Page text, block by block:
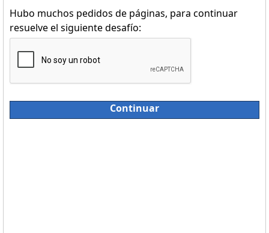
Hubo muchos pedidos de páginas, para continuar
resuelve el siguiente desafío:
Continuar